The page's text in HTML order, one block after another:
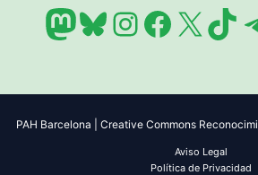
Mastodon
Bluesky
X
PAH Barcelona | Creative Commons
Aviso Legal
Política de Privacidad